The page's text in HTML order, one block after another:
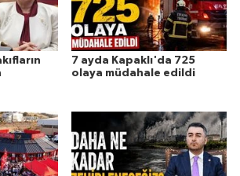
7 ayda Kapaklı'da 725
olaya müdahale edildi